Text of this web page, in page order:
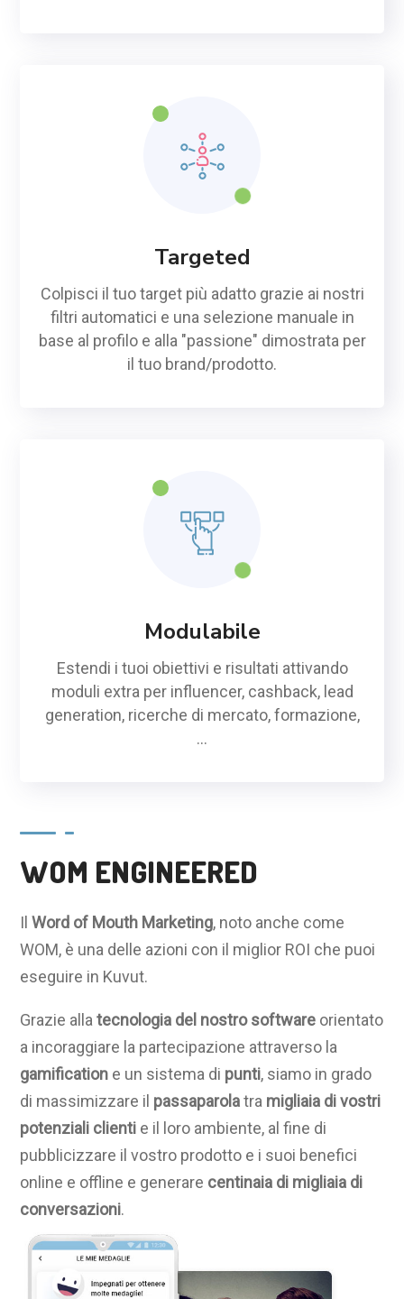
Targeted
Colpisci il tuo target più adatto grazie ai nostri
filtri automatici e una selezione manuale in
base al profilo e alla "passione" dimostrata per
il tuo brand/prodotto.
Modulabile
Estendi i tuoi obiettivi e risultati attivando
moduli extra per influencer, cashback, lead
generation, ricerche di mercato, formazione,
...
WOM ENGINEERED
IlWord of Mouth Marketing, noto anche come
WOM, è una delle azioni con il miglior ROI che puoi
eseguire in Kuvut.
Grazie allatecnologia del nostro software orientato
a incoraggiare la partecipazione attraverso la
gamification e un sistema di punti, siamo in grado
di massimizzare il passaparolatra migliaia di vostri
potenziali clienti e il loro ambiente, al fine di
pubblicizzare il vostro prodotto e i suoi benefici
online e offline e generare centinaia di migliaia di
conversazioni.